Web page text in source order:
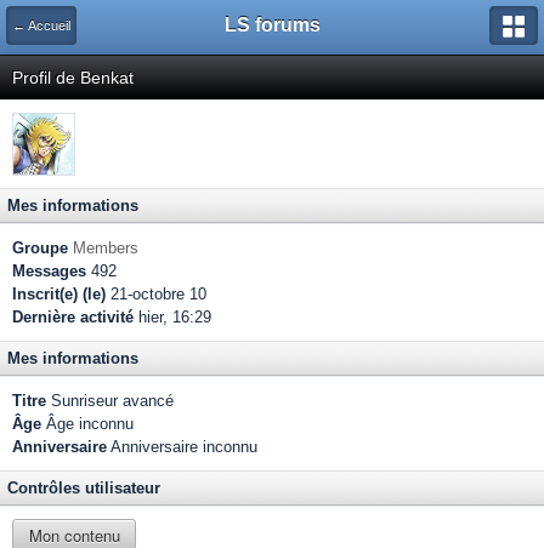
← Accueil LS forums
Profil de Benkat
Mes informations
Groupe Members
Messages 492
Inscrit(e) (le) 21-octobre 10
Dernière activité hier, 16:29
Mes informations
Titre Sunriseur avancé
Âge Âge inconnu
Anniversaire Anniversaire inconnu
Contrôles utilisateur
Mon contenu